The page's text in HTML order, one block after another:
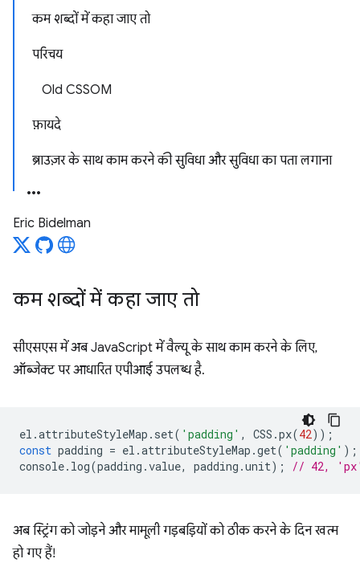
कम शब्दों में कहा जाए तो
परिचय
Old CSSOM
फ़ायदे
ब्राउज़र के साथ काम करने की सुविधा और सुविधा का पता लगाना
Eric Bidelman
कम शब्दों में कहा जाए तो
सीएसएस में अब JavaScript में वैल्यू के साथ काम करने के लिए,
ऑब्जेक्ट पर आधारित एपीआई उपलब्ध है.
el .attributeStyleMap . set( 'padding' , CSS .px(42));
const padding = el .attributeStyleMap .get( 'padding' );
console. log(padding .value, padding .unit); // 42,
अब स्ट्रिंग को जोड़ने और मामूली गड़बड़ियों को ठीक करने के दिन खत्म
हो गए हैं!